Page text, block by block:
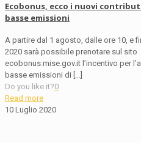
Ecobonus, ecco i nuovi
basse emissioni
A partire dal 1 agosto, dalle ore 10, e
2020 sarà possibile prenotare sul sito
ecobonus.mise.gov.it l’incentivo per
basse emissioni di […]
Do you like it?0
Read more
10 Luglio 2020